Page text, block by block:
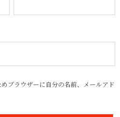
ブラウザーに自分の名前、メールアド